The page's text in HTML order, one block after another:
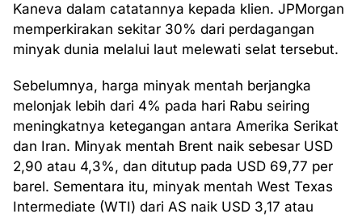
Kaneva dalam catatannya kepada klien. JPMorgan
memperkirakan sekitar 30% dari perdagangan
minyak dunia melalui laut melewati selat tersebut.
Sebelumnya, harga minyak mentah berjangka
melonjak lebih dari 4% pada hari Rabu seiring
meningkatnya ketegangan antara Amerika Serikat
dan Iran. Minyak mentah Brent naik sebesar USD
2,90 atau 4,3%, dan ditutup pada USD 69,77 per
barel. Sementara itu, minyak mentah West Texas
Intermediate (WTI) dari AS naik USD 3,17 atau